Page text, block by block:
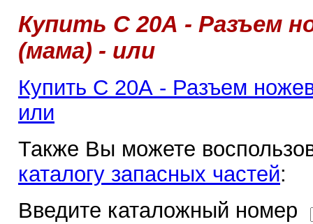
Купить С 20А - Разъем
(мама) - или
Купить С 20А - Разъем
или
Также Вы можете
каталогу запасных частей:
Введите каталожный номер